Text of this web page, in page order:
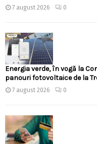
7 august 2026 0
Energia verde, în vogă la
panouri fotovoltaice de la
7 august 2026 0